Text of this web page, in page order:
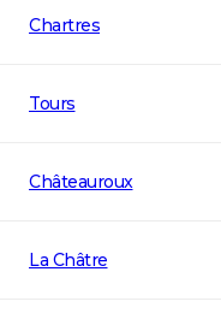
Chartres
Tours
Châteauroux
La Châtre